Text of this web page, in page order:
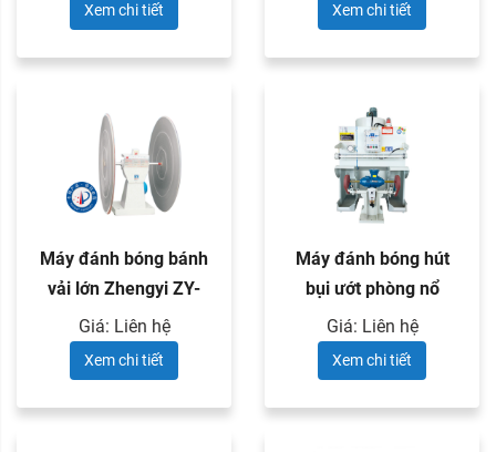
Xem chi tiết Xem chi tiết
Máy đánh bóng bánh
vải lớn Zhengyi ZY-
H200
Giá: Liên hệ
Xem chi tiết
Máy đánh bóng hút
bụi ướt phòng nổ
Zhengyi ZY-312
Giá: Liên hệ
Xem chi tiết